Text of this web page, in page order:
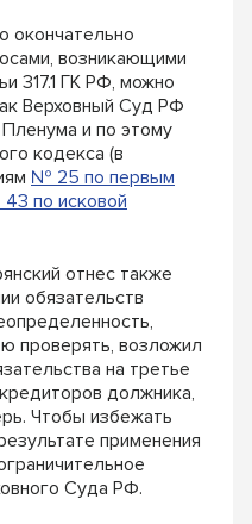
окончательно
возникающими
317.1 ГК РФ, можно
Верховный Суд РФ
и по этому
кодекса (в
№ 25 по первым
по исковой
отнес также
обязательств
проверять, возложил
на третье
должника,
Чтобы избежать
применения
Суда РФ.